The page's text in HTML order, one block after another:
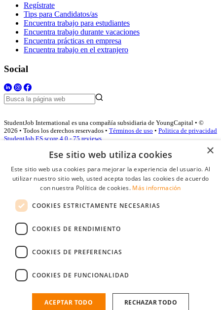
Regístrate
Tips para Candidatos/as
Encuentra trabajo para estudiantes
Encuentra trabajo durante vacaciones
Encuentra prácticas en empresa
Encuentra trabajo en el extranjero
Social
StudentJob International es una compañía subsidiaria de YoungCapital • ©
2026 • Todos los derechos reservados • Términos de uso • Politica de privacidad
StudentJob ES score 4.0 - 75 reviews
Acceso empresas
Contraseña
Recordarme
Conectarse
Registro gratuito empresas
Encuentre al candidato perfecto a tan sólo un par de clicks
×
Ese sitio web utiliza cookies
Este sitio web usa cookies para mejorar la experiencia del usuario. Al
utilizar nuestro sitio web, usted acepta todas las cookies de acuerdo
con nuestra Política de cookies. Más información
COOKIES ESTRICTAMENTE NECESARIAS
COOKIES DE RENDIMIENTO
COOKIES DE PREFERENCIAS
COOKIES DE FUNCIONALIDAD
ACEPTAR TODO RECHAZAR TODO